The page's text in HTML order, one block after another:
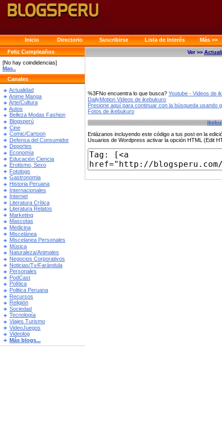
Inicio Directorio Suscribirse Lista de Interés
Más >>
Feliz Cumpleaños
[No hay coindidencias]
Mas..
Canales
Actualidad
Anime Manga
Arte/Cultura
Autos
Belleza Modas Fashion
Blogsperú
Cine
Comic/Cartoon
Defensa del Consumidor
Deportes
Economía
Educación Ciencia
Erotismo, Sexo
Fotologs
Gastronomia
Historia Peruana
Internacionales
Internet
Literatura Crítica
Literatura Relatos
Marketing
Mascotas
Medicina
Miscelánea
Miscelanea Personales
Música
Naturaleza/Animales
Negocios Corporativos
Noticias/Tv/Farándula
Personales
PodCast
Política
Politica Peruana
Recursos
Religión
Sociedad
Tecnología
Viajes Turismo
VideoJuegos
Videolog
Más blogs...
Ver >>
%3FNo encuentra lo que busca? Youtube - Videos de
DailyMotion Videos de ikebukuro
Presione aquí para continuar con la búsqueda usando
Fotos de ikebukuro
Enlázanos incluyendo este código a tus post en la
Usuarios de Wordpress activar la opción HTML (Edit